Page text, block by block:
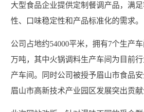
大型食品企业提供定制餐调产品，满
性、口味稳定性和产品标准化的需求。
公司占地约54000平米，拥有7个生产
万吨，其中火锅调料生产车间为目前
产车间。同时公司被授予眉山市食品安
眉山市高新技术产业园区发展突出贡献